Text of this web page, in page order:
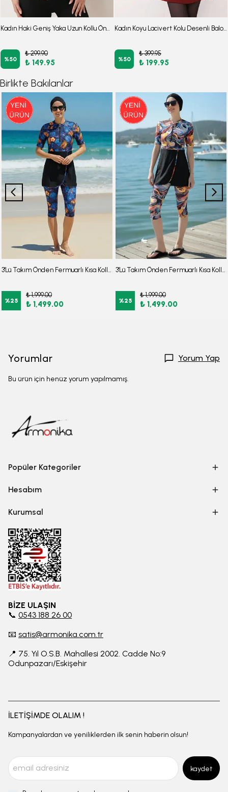
%50
₺ 299.90
₺ 149.95 %50
₺ 399.95
₺ 199.95
Birlikte Bakılanlar
%25
₺ 1,999.00
₺ 1,499.00 %25
₺ 1,999.00
₺ 1,499.00
Yorumlar Yorum Yap
Bu ürün için henüz yorum yapılmamış.
Popüler Kategoriler
Hesabım
Kurumsal
BİZE ULAŞIN
📞 0543 188 26 00
📧 satis@armonika.com.tr
📍 75. Yıl O.S.B. Mahallesi 2002. Cadde No:9
Odunpazarı/Eskişehir
İLETİŞİMDE OLALIM !
Kampanyalardan ve yeniliklerden ilk senin haberin olsun!
kaydet